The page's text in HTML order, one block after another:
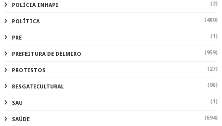
POLÍCIA INHAPI (2)
POLÍTICA (480)
PRE (1)
PREFEITURA DE DELMIRO (959)
PROTESTOS (27)
RESGATECULTURAL (96)
SAU (1)
SAÚDE (694)